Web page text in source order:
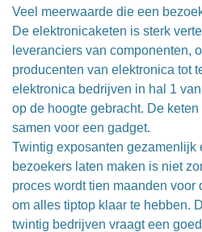
Veel meerwaarde die een
De elektronicaketen is sterk
leveranciers van componenten,
producenten van elektronica tot
elektronica bedrijven in hal 1
op de hoogte gebracht. De
samen voor een gadget.
Twintig exposanten gezamenlijk
bezoekers laten maken is niet
proces wordt tien maanden voor
om alles tiptop klaar te hebben.
twintig bedrijven vraagt een